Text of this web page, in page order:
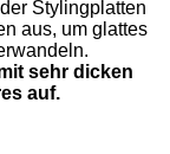
Stylingplatten
aus, um glattes
sehr dicken
auf.